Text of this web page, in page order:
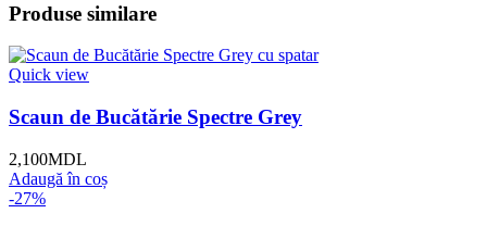
Produse similare
Quick view
Scaun de Bucătărie Spectre Grey
2,100MDL
Adaugă în coș
-27%